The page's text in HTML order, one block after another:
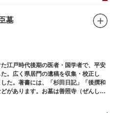
墓
江戸時代後期の医者・国学者で、平安
。広く県居門の遺稿を収集・校正し
た。著書には、「杉田日記」「後撰和
があります。お墓は善照寺（ぜんしょ